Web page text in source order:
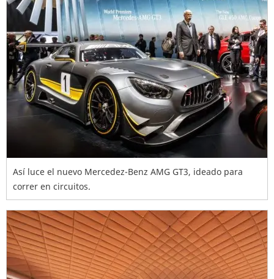
Así luce el nuevo Mercedez-Benz AMG GT3, ideado para
correr en circuitos.